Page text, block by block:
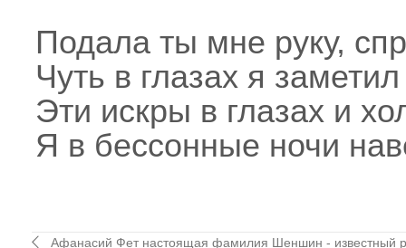
Подала ты мне руку,
Чуть в глазах я
Эти искры в глазах и
Я в бессонные ночи
Афанасий Фет настоящая фамилия Шеншин - известный